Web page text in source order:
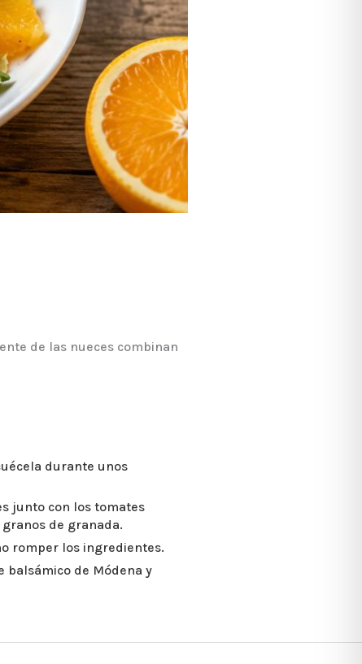
de las nueces combinan
durante unos
junto con los tomates
de granada.
romper los ingredientes.
balsámico de Módena y